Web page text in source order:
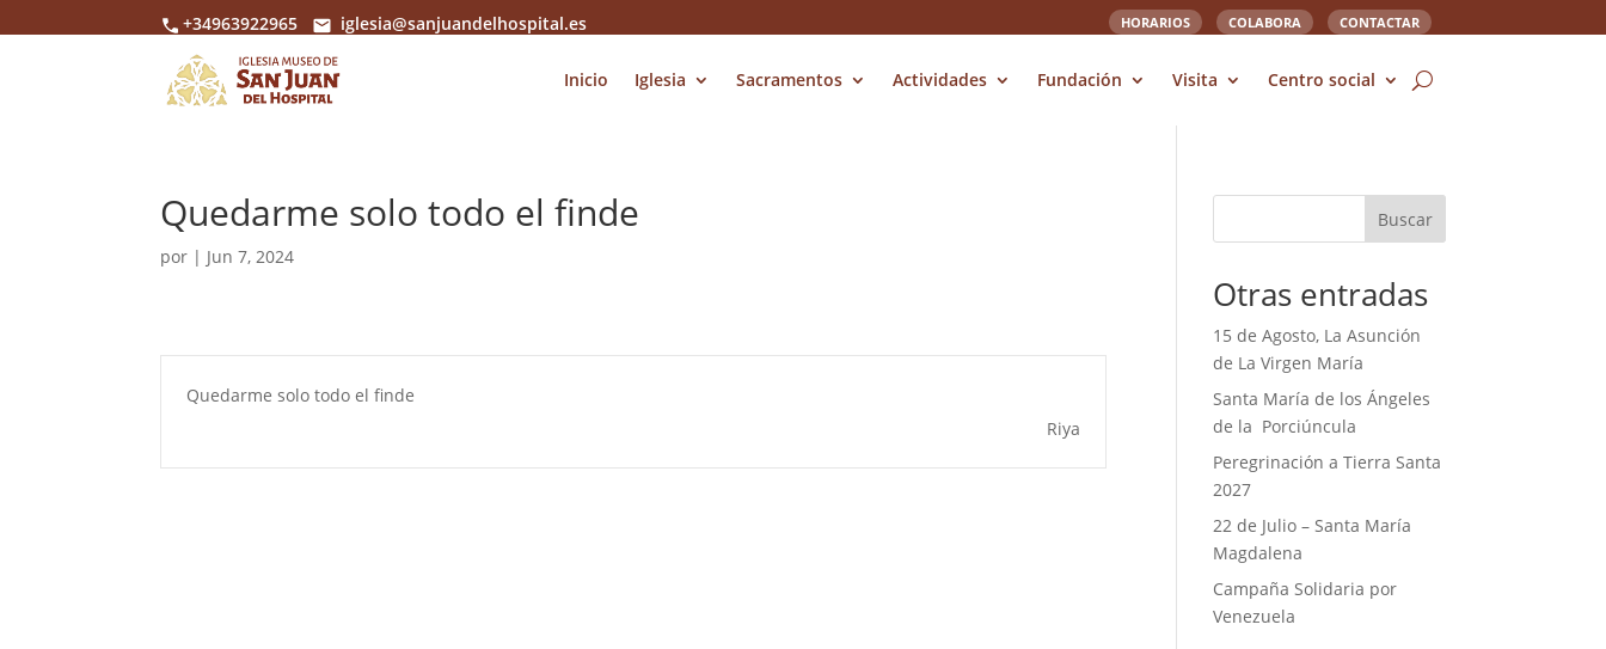
+34963922965 iglesia@sanjuandelhospital.es HORARIOS COLABORA CONTACTAR
Inicio Iglesia Sacramentos Actividades Fundación Visita Centro social
Quedarme solo todo el finde
por | Jun 7, 2024
Quedarme solo todo el finde
Riya
Buscar
Otras entradas
15 de Agosto, La Asunción
de La Virgen María
Santa María de los Ángeles
de la Porciúncula
Peregrinación a Tierra Santa
2027
22 de Julio – Santa María
Magdalena
Campaña Solidaria por
Venezuela